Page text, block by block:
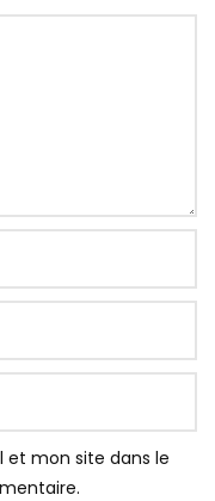
et mon site dans le